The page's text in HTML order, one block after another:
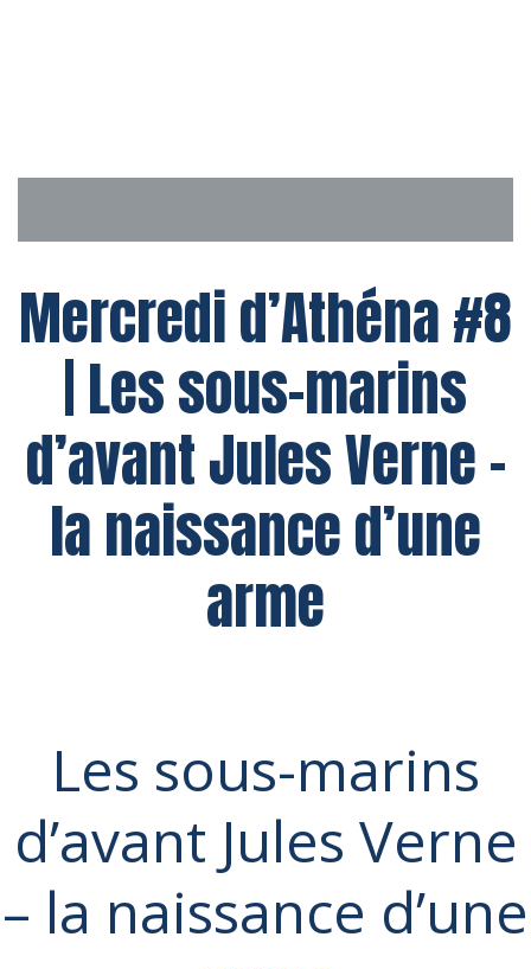
Mercredi d’Athéna #8
| Les sous-marins
d’avant Jules Verne –
la naissance d’une
arme
Les sous-marins
d’avant Jules Verne
– la naissance d’une